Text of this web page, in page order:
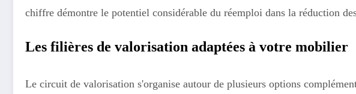
chiffre démontre le potentiel considérable du réemploi dans la réduction
Les filières de valorisation adaptées à votre mobilier
Le circuit de valorisation s'organise autour de plusieurs options